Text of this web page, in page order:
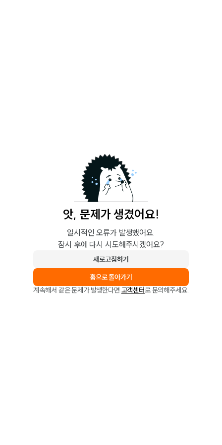
앗, 문제가 생겼어요!
일시적인 오류가 발생했어요.
잠시 후에 다시 시도해주시겠어요?
새로고침하기
홈으로 돌아가기
계속해서 같은 문제가 발생한다면 고객센터로 문의해주세요.